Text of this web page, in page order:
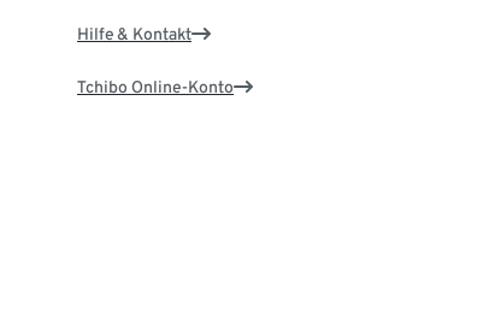
Hilfe & Kontakt
Tchibo Online-Konto